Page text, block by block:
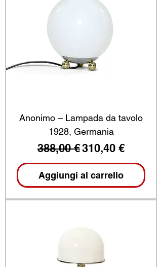
Anonimo – Lampada da tavolo
1928, Germania
Prezzo regolare
388,00 €Prezzo scontato
310,40 €
Aggiungi al carrello